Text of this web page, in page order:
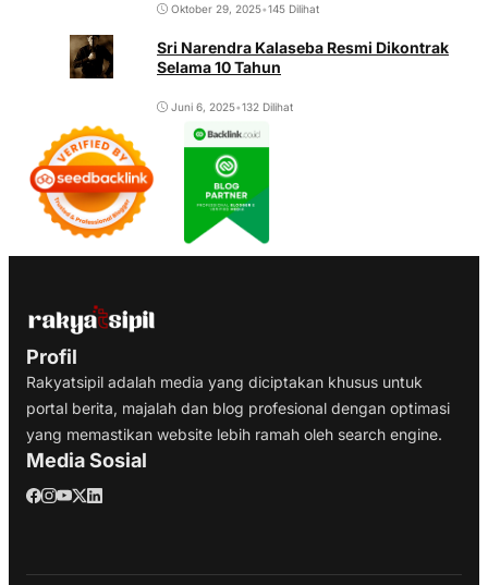
Oktober 29, 2025•145 Dilihat
Sri Narendra Kalaseba Resmi Dikontrak
Selama 10 Tahun
Juni 6, 2025•132 Dilihat
Profil
Rakyatsipil adalah media yang diciptakan khusus untuk
portal berita, majalah dan blog profesional dengan optimasi
yang memastikan website lebih ramah oleh search engine.
Media Sosial